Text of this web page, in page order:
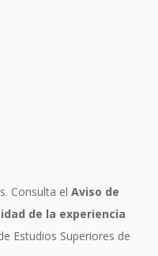
Consulta el Aviso de
de la experiencia
Estudios Superiores de